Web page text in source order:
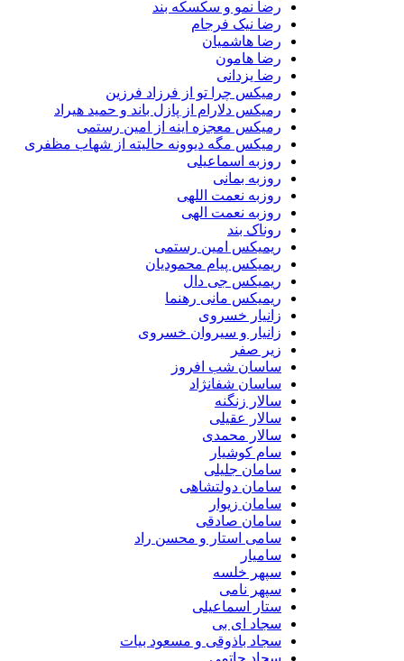
رضا نمو و سکسکه بند
رضا نیک فرجام
رضا هاشمیان
رضا هامون
رضا یزدانی
رمیکس چرا تو از فرزاد فرزین
رمیکس دلارام از پازل باند و حمید هیراد
رمیکس معجزه اینه از امین رستمی
رمیکس مگه دیوونه حالیته از شهاب مظفری
روزبه اسماعیلی
روزبه بمانی
روزبه نعمت اللهی
روزبه نعمت الهی
روناک بند
ریمیکس امین رستمی
ریمیکس پیام محمودیان
ریمیکس جی دال
ریمیکس مانی رهنما
زانیار خسروی
زانیار و سیروان خسروی
زیر صفر
ساسان شب افروز
ساسان شفانژاد
سالار زنگنه
سالار عقیلی
سالار محمدی
سام کوشیار
سامان جلیلی
سامان دولتشاهی
سامان زیوار
سامان صادقی
سامی استار و محسن راد
سامیار
سپهر خلسه
سپهر نامی
ستار اسماعیلی
سجاد ای بی
سجاد باذوقی و مسعود بیات